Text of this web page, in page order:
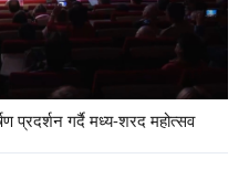
प्रदर्शन गर्दै मध्य-शरद महोत्सव